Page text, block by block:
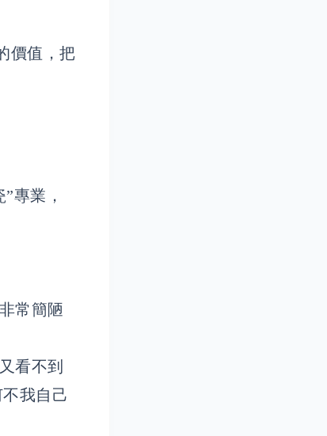
價值，把
專業，
常簡陋
看不到
我自己